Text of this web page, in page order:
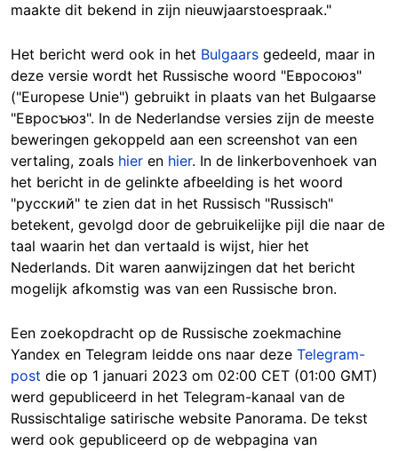
maakte dit bekend in zijn nieuwjaarstoespraak."
Het bericht werd ook in het Bulgaars gedeeld, maar in
deze versie wordt het Russische woord "Евросоюз"
("Europese Unie") gebruikt in plaats van het Bulgaarse
"Евросъюз". In de Nederlandse versies zijn de meeste
beweringen gekoppeld aan een screenshot van een
vertaling, zoals hier en hier. In de linkerbovenhoek van
het bericht in de gelinkte afbeelding is het woord
"русский" te zien dat in het Russisch "Russisch"
betekent, gevolgd door de gebruikelijke pijl die naar de
taal waarin het dan vertaald is wijst, hier het
Nederlands. Dit waren aanwijzingen dat het bericht
mogelijk afkomstig was van een Russische bron.
Een zoekopdracht op de Russische zoekmachine
Yandex en Telegram leidde ons naar deze Telegram-
post die op 1 januari 2023 om 02:00 CET (01:00 GMT)
werd gepubliceerd in het Telegram-kanaal van de
Russischtalige satirische website Panorama. De tekst
werd ook gepubliceerd op de webpagina van